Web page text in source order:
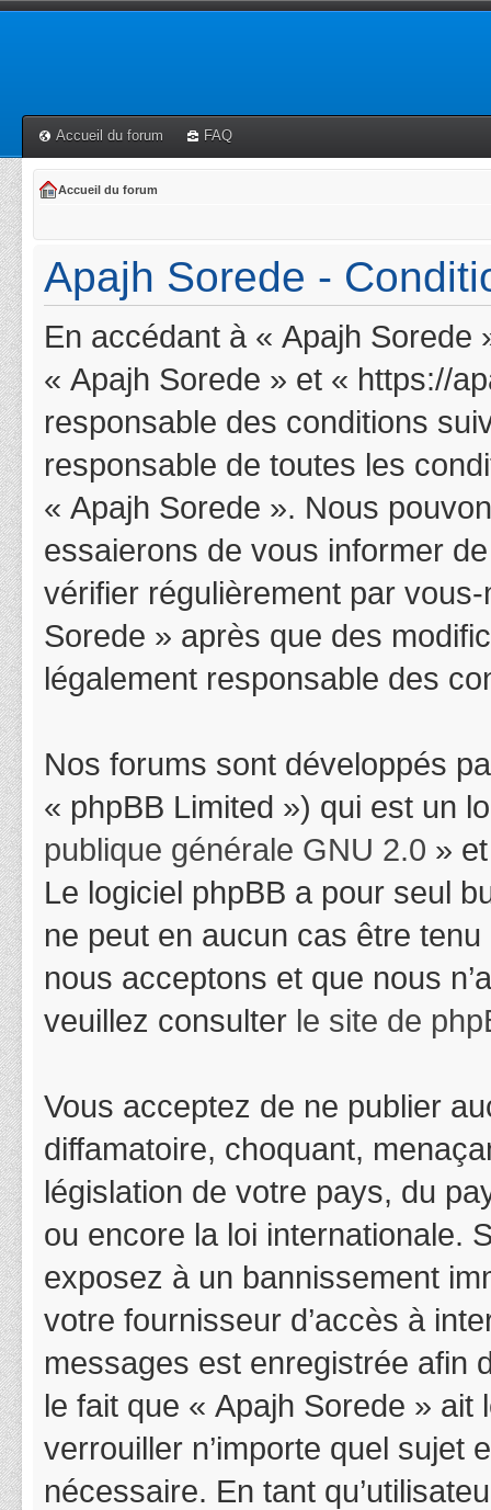
Accueil du forum FAQ
Accueil du forum
Apajh Sorede -
En accédant à « Apajh
« Apajh Sorede » et « https://
responsable des conditions
responsable de toutes les
« Apajh Sorede ». Nous
essaierons de vous informer
vérifier régulièrement par
Sorede » après que des
légalement responsable des
Nos forums sont développés
« phpBB Limited ») qui est un
publique générale GNU 2.0 »
Le logiciel phpBB a pour seul
ne peut en aucun cas être
nous acceptons et que nous
veuillez consulter le site de
Vous acceptez de ne publier
diffamatoire, choquant,
législation de votre pays, du
ou encore la loi internationale.
exposez à un bannissement
votre fournisseur d’accès à
messages est enregistrée afin
le fait que « Apajh Sorede »
verrouiller n’importe quel sujet
nécessaire. En tant